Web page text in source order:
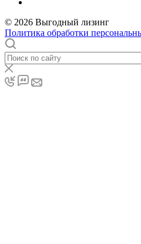
© 2026 Выгодный лизинг
Политика обработки